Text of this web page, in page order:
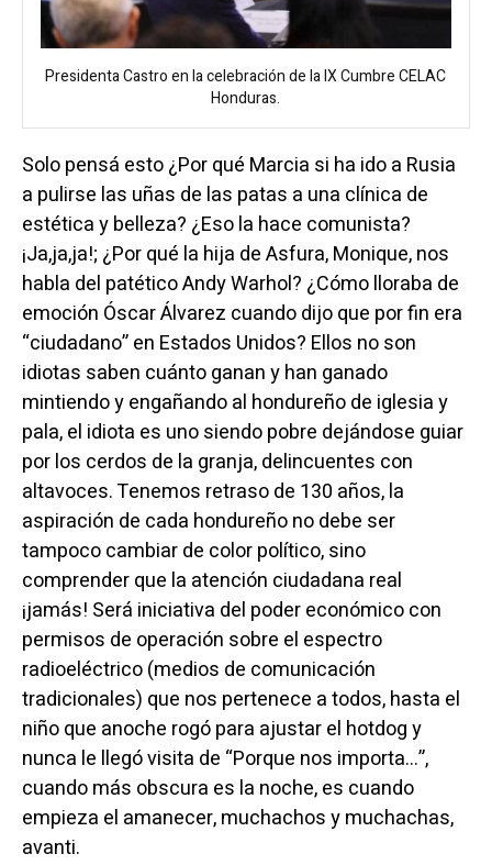
Presidenta Castro en la celebración de la IX Cumbre CELAC
Honduras.
Solo pensá esto ¿Por qué Marcia si ha ido a Rusia
a pulirse las uñas de las patas a una clínica de
estética y belleza? ¿Eso la hace comunista?
¡Ja,ja,ja!; ¿Por qué la hija de Asfura, Monique, nos
habla del patético Andy Warhol? ¿Cómo lloraba de
emoción Óscar Álvarez cuando dijo que por fin era
“ciudadano” en Estados Unidos? Ellos no son
idiotas saben cuánto ganan y han ganado
mintiendo y engañando al hondureño de iglesia y
pala, el idiota es uno siendo pobre dejándose guiar
por los cerdos de la granja, delincuentes con
altavoces. Tenemos retraso de 130 años, la
aspiración de cada hondureño no debe ser
tampoco cambiar de color político, sino
comprender que la atención ciudadana real
¡jamás! Será iniciativa del poder económico con
permisos de operación sobre el espectro
radioeléctrico (medios de comunicación
tradicionales) que nos pertenece a todos, hasta el
niño que anoche rogó para ajustar el hotdog y
nunca le llegó visita de “Porque nos importa…”,
cuando más obscura es la noche, es cuando
empieza el amanecer, muchachos y muchachas,
avanti.